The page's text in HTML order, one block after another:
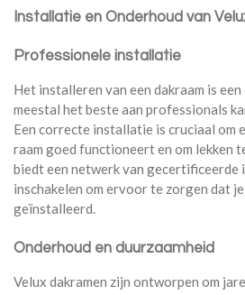
Installatie en Onderhoud van
Professionele installatie
Het installeren van een dakraam is
meestal het beste aan professionals
Een correcte installatie is cruciaal om
raam goed functioneert en om lekken
biedt een netwerk van gecertificeerde
inschakelen om ervoor te zorgen dat
geïnstalleerd.
Onderhoud en duurzaamheid
Velux dakramen zijn ontworpen om